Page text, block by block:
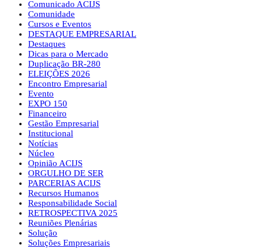
Comunicado ACIJS
Comunidade
Cursos e Eventos
DESTAQUE EMPRESARIAL
Destaques
Dicas para o Mercado
Duplicação BR-280
ELEIÇÕES 2026
Encontro Empresarial
Evento
EXPO 150
Financeiro
Gestão Empresarial
Institucional
Notícias
Núcleo
Opinião ACIJS
ORGULHO DE SER
PARCERIAS ACIJS
Recursos Humanos
Responsabilidade Social
RETROSPECTIVA 2025
Reuniões Plenárias
Solução
Soluções Empresariais